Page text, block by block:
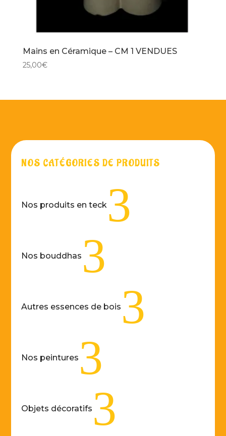
Mains en Céramique – CM 1 VENDUES
25,00€
NOS CATÉGORIES DE PRODUITS
Nos produits en teck 3
Nos bouddhas 3
Autres essences de bois 3
Nos peintures 3
Objets décoratifs 3